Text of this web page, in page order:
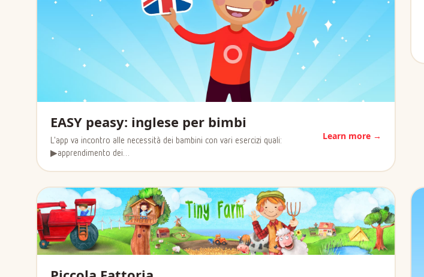
EASY peasy: inglese per bimbi
L'app va incontro alle necessità dei bambini con vari esercizi quali:
▶apprendimento dei…
Learn more →